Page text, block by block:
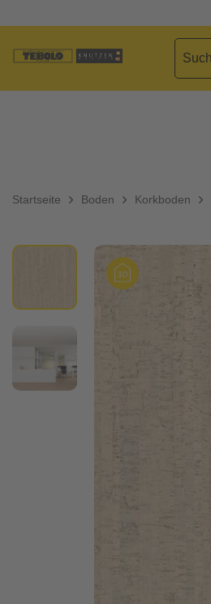
Startseite Boden Korkboden